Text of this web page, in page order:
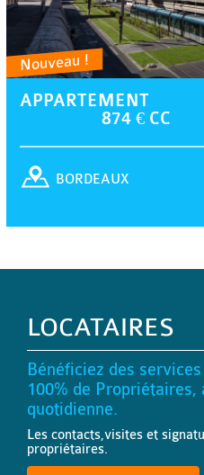
Nouveau !
APPARTEMENT
874 € CC
BORDEAUX
LOCATAIRES
Bénéficiez des
100% de Propriétaires,
quotidienne.
Les contacts,visites et
propriétaires.